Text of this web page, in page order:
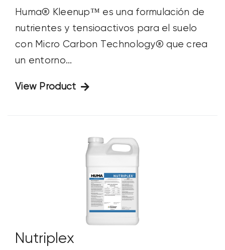
Huma® Kleenup™ es una formulación de
nutrientes y tensioactivos para el suelo
con Micro Carbon Technology® que crea
un entorno...
View Product
Nutriplex